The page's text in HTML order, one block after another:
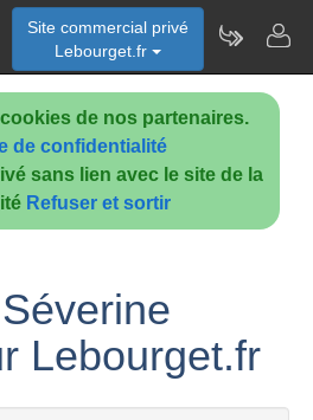
de nos partenaires.
de confidentialité
sans lien avec le site de la
Refuser et sortir
Site commercial privé
Lebourget.fr
Lebourget.fr